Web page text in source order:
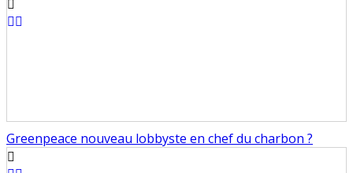
Greenpeace nouveau lobbyste en chef du charbon ?